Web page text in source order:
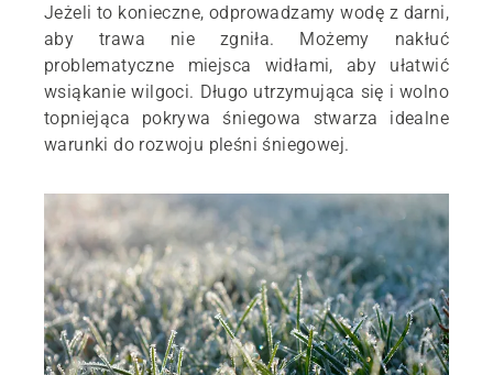
Jeżeli to konieczne, odprowadzamy wodę z darni,
aby trawa nie zgniła. Możemy nakłuć
problematyczne miejsca widłami, aby ułatwić
wsiąkanie wilgoci. Długo utrzymująca się i wolno
topniejąca pokrywa śniegowa stwarza idealne
warunki do rozwoju pleśni śniegowej.